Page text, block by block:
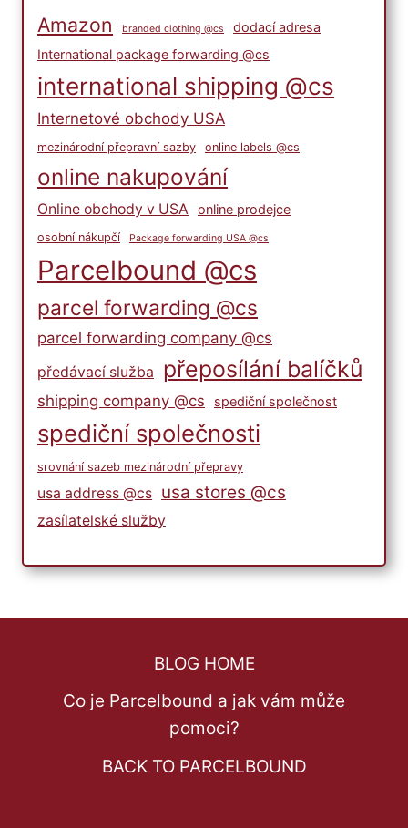
Amazon branded clothing @cs
dodací adresa
International package forwarding @cs
international shipping @cs
Internetové obchody USA
mezinárodní přepravní sazby online labels @cs
online nakupování
Online obchody v USA online prodejce
osobní nákupčí Package forwarding USA @cs
Parcelbound @cs
parcel forwarding @cs
parcel forwarding company @cs
předávací služba přeposílání balíčků
shipping company @cs spediční společnost
spediční společnosti
srovnání sazeb mezinárodní přepravy
usa address @cs usa stores @cs
zasílatelské služby
BLOG HOME
Co je Parcelbound a jak vám může
pomoci?
BACK TO PARCELBOUND